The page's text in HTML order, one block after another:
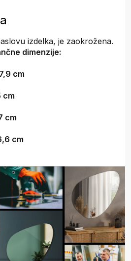
izdelka, je zaokrožena.
dimenzije:
cm
cm
cm
cm